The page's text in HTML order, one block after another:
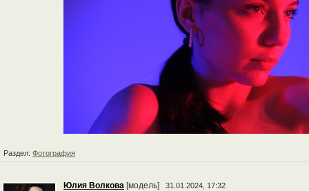
Раздел: Фотография
Юлия Волкова [модель] 31.01.2024, 17:32